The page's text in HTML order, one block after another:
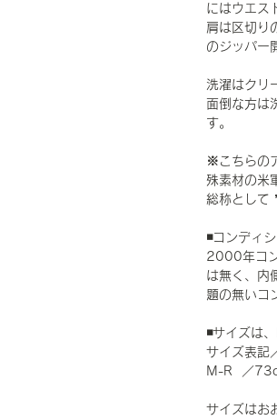
にはウエス
肩は区切り
のジッパー
洗濯はクリ
面倒な方は
す。
※こちらの
殊素材の米
総称として
◾️コンディ
2000年コ
は無く、内
題の無いコ
◾️サイズは
サイズ表記
M-R ／
サイズはお